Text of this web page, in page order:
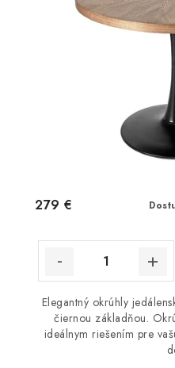
279 €
Elegantný okrúhly
čiernou základňou.
ideálnym riešením pre